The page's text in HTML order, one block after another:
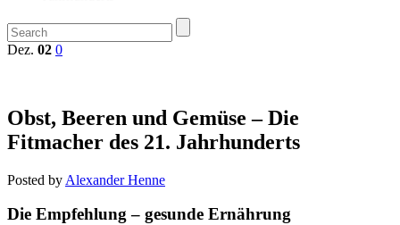
Dez. 02 0
Obst, Beeren und Gemüse – Die
Fitmacher des 21. Jahrhunderts
Posted by Alexander Henne
Die Empfehlung – gesunde Ernährung